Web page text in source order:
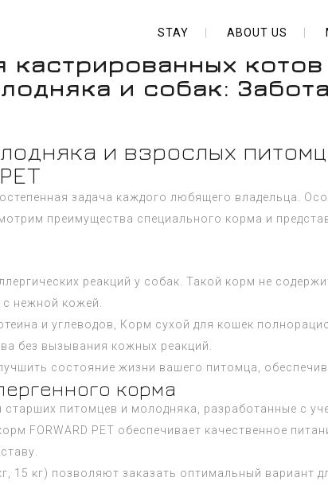
STAY ABOUT US
и собак:
и взрослых
задача каждого любящего владельца.
преимущества специального корма и
реакций у собак. Такой корм не
нежной кожей.
и углеводов, Корм сухой для кошек
без вызывания кожных реакций.
состояние жизни вашего питомца,
корма
старших питомцев и молодняка, разработанные с
FORWARD PET обеспечивает качественное
15 кг) позволяют заказать оптимальный вариант